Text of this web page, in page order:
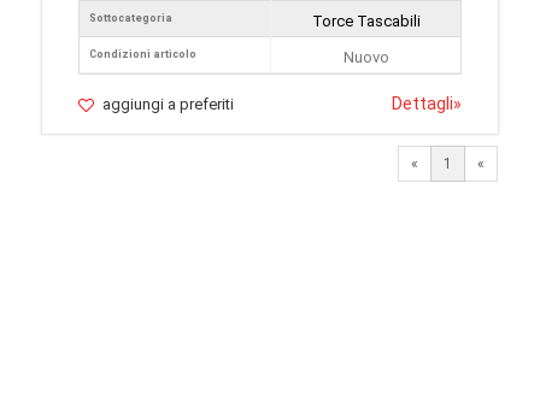
Sottocategoria
Condizioni articolo
Torce Tascabili
Nuovo
aggiungi a preferiti Dettagli»
« 1 «